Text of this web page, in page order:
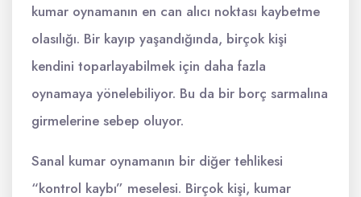
kumar oynamanın en can alıcı noktası kaybetme
olasılığı. Bir kayıp yaşandığında, birçok kişi
kendini toparlayabilmek için daha fazla
oynamaya yönelebiliyor. Bu da bir borç sarmalına
girmelerine sebep oluyor.
Sanal kumar oynamanın bir diğer tehlikesi
“kontrol kaybı” meselesi. Birçok kişi, kumar